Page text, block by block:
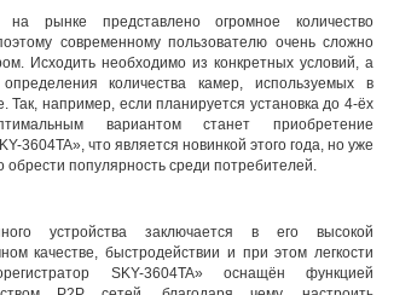
рынке представлено огромное количество
современному пользователю очень сложно
Исходить необходимо из конкретных условий, а
количества камер, используемых в
Так, например, если планируется установка до 4-ёх
вариантом станет приобретение
3604TA», что является новинкой этого года, но уже
обрести популярность среди потребителей.
устройства заключается в его высокой
качестве, быстродействии и при этом легкости
SKY-3604TA» оснащён функцией